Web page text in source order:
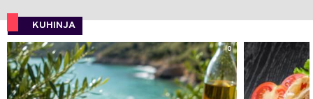
KUHINJA
0